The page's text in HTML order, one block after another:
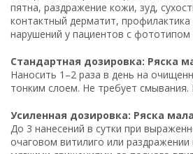
пятна, раздражение кожи, зуд,
контактный дерматит,
нарушений у пациентов с фототипом
Стандартная дозировка: Ряска
Наносить 1–2 раза в день на
тонким слоем. Не требует
Усиленная дозировка: Ряска
До 3 нанесений в сутки при
очаговом витилиго или